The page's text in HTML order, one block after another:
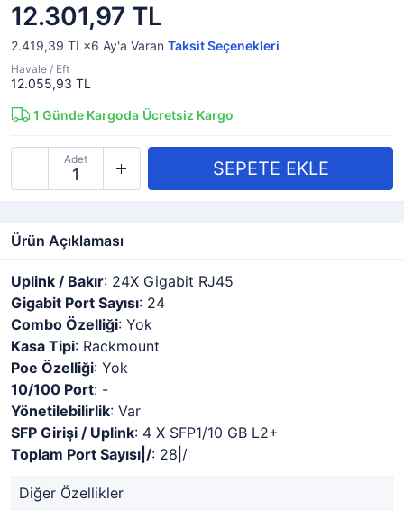
12.301,97 TL
2.419,39 TL×6 Ay'a Varan Taksit Seçenekleri
Havale / Eft
12.055,93 TL
1 Günde Kargoda Ücretsiz Kargo
Adet
Ürün Açıklaması
Uplink / Bakır: 24X Gigabit RJ45
Gigabit Port Sayısı: 24
Combo Özelliği: Yok
Kasa Tipi: Rackmount
Poe Özelliği: Yok
10/100 Port: -
Yönetilebilirlik: Var
SFP Girişi / Uplink: 4 X SFP1/10 GB L2+
Toplam Port Sayısı|/: 28|/
Diğer Özellikler